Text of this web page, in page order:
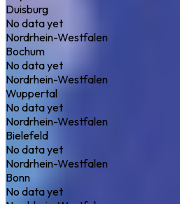
Duisburg
No data yet
Nordrhein-Westfalen
Bochum
No data yet
Nordrhein-Westfalen
Wuppertal
No data yet
Nordrhein-Westfalen
Bielefeld
No data yet
Nordrhein-Westfalen
Bonn
No data yet